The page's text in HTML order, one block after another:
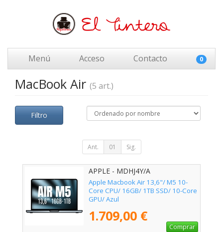
Menú Acceso Contacto 0
MacBook Air (5 art.)
Filtro
Ant. 01 Sig.
APPLE - MDHJ4Y/A
Apple Macbook Air 13,6"/ M5 10-
Core CPU/ 16GB/ 1TB SSD/ 10-Core
GPU/ Azul
1.709,00 €
Comprar